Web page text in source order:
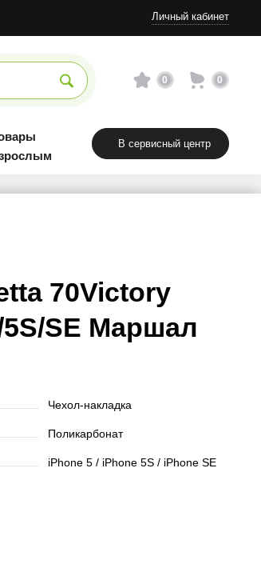
Личный кабинет
0 0
В сервисный центр
70Victory
SE Маршал
Чехол-накладка
Поликарбонат
iPhone 5 / iPhone 5S / iPhone SE